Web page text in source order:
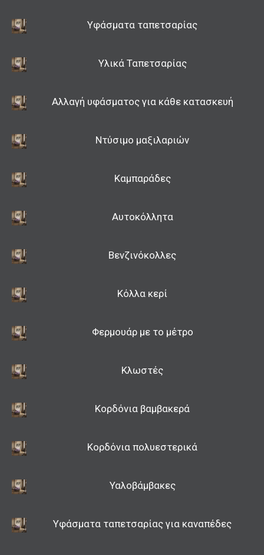
Υφάσματα ταπετσαρίας
Υλικά Ταπετσαρίας
Αλλαγή υφάσματος για κάθε κατασκευή
Ντύσιμο μαξιλαριών
Καμπαράδες
Αυτοκόλλητα
Βενζινόκολλες
Κόλλα κερί
Φερμουάρ με το μέτρο
Κλωστές
Κορδόνια βαμβακερά
Κορδόνια πολυεστερικά
Υαλοβάμβακες
Υφάσματα ταπετσαρίας για καναπέδες